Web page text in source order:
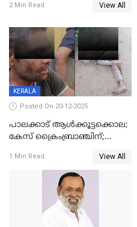
ഊർജ്ജിതമാക്കിമാക്കി
2 Min Read View All
KERALA
Posted On 20-12-2025
പാലക്കാട് ആൾക്കൂട്ടക്കൊല;
കേസ് ക്രൈംബ്രാഞ്ചിന്;
അന്വേഷിക്കും
1 Min Read View All